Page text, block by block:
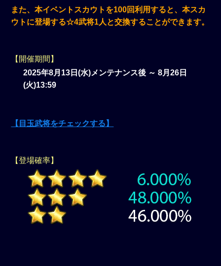
また、本イベントスカウトを100回利用すると、本スカ
ウトに登場する☆4武将1人と交換することができます。
【開催期間】
2025年8月13日(水)メンテナンス後 ～ 8月26日
(火)13:59
【目玉武将をチェックする】
【登場確率】